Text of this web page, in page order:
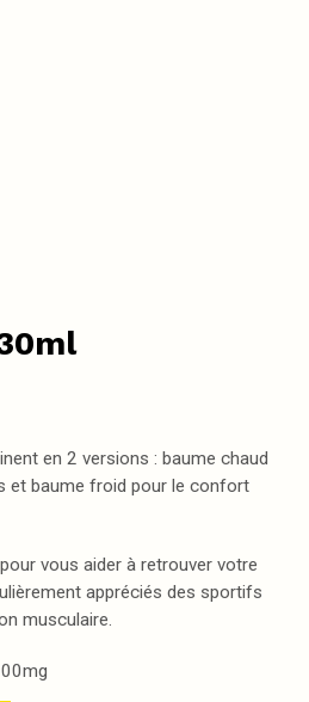
en 2 versions : baume chaud
et baume froid pour le confort
vous aider à retrouver votre
appréciés des sportifs
musculaire.